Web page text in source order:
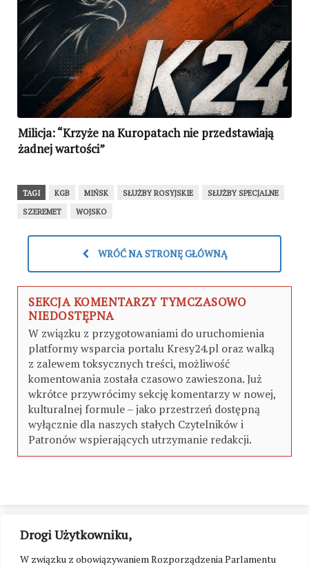
Drogi Użytkowniku,
W związku z obowiązywaniem Rozporządzenia Parlamentu
Milicja: “Krzyże na Kuropatach nie przedstawiają
żadnej wartości”
TAGI KGB MIŃSK SŁUŻBY ROSYJSKIE
SŁUŻBY SPECJALNE
SZEREMET
WOJSKO
WRÓĆ NA STRONĘ GŁÓWNĄ
SEKCJA KOMENTARZY TYMCZASOWO
NIEDOSTĘPNA
W związku z przygotowaniami do uruchomienia
platformy wsparcia portalu Kresy24.pl oraz walką
z zalewem toksycznych treści, możliwość
komentowania została czasowo zawieszona. Już
wkrótce przywrócimy sekcję komentarzy w nowej,
kulturalnej formule – jako przestrzeń dostępną
wyłącznie dla naszych stałych Czytelników i
Patronów wspierających utrzymanie redakcji.